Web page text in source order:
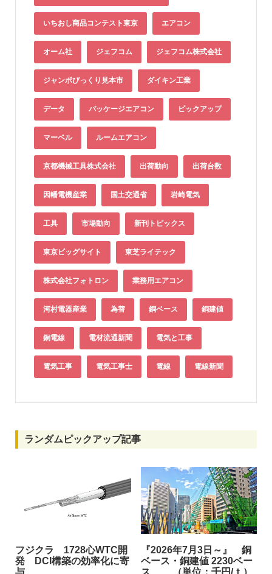
いちおし商品コンテスト東京 エアコン
オーム社 ジェフコム ジェフコム株式会社
ジャンボびっくり見本市 ダイキン工業
データ パッケージエアコン ピックアップ
マーベル ルームエアコン
京都機械工具株式会社 出荷動向 出荷台数
因幡電機産業 国土交通省 岩崎電気
工具 市場動向 新刊トピックス
東京ビッグサイト 東芝ライテック
株式会社フォトロン 業務用エアコン
河村電器産業 為替 銅ベース 銅建値
銅電線 電材流通新聞 電気と工事
電気工事 電気工事士 電線 電線新聞
ランダムピックアップ記事
フジクラ 1728心WTC開
発 DCI構築の効率化に寄
与
『2026年7月3日～』 銅
ベース・銅建値 2230ベー
ス （単位：千円/ｔ）